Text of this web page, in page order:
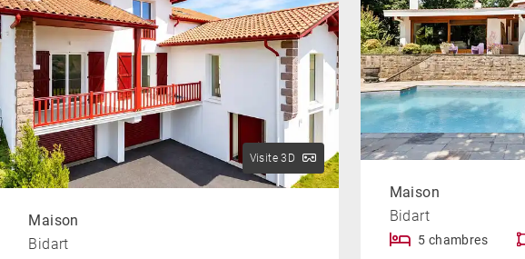
Visite 3D
Maison
Bidart
Maison
Bidart
5 chambres